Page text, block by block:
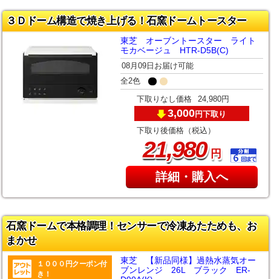
３Ｄドーム構造で焼き上げる！石窯ドームトースター
東芝 オーブントースター ライト
モカベージュ HTR-D5B(C)
08月09日お届け可能
全2色
下取りなし価格 24,980円
3,000円下取り
下取り後価格（税込）
21,980円
詳細・購入へ
石窯ドームで本格調理！センサーで冷凍あたためも、お
まかせ
１０００円クーポン付
き！
東芝 【新品同様】過熱水蒸気オー
ブンレンジ 26L ブラック ER-